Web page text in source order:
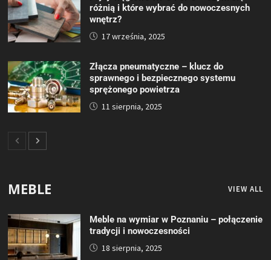
różnią i które wybrać do nowoczesnych
wnętrz?
17 września, 2025
Złącza pneumatyczne – klucz do
sprawnego i bezpiecznego systemu
sprężonego powietrza
11 sierpnia, 2025
MEBLE VIEW ALL
Meble na wymiar w Poznaniu – połączenie
tradycji i nowoczesności
18 sierpnia, 2025